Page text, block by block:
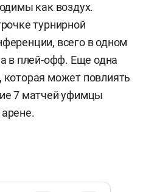
как воздух.
турнирной
всего в одном
в плей-офф. Еще одна
может повлиять
7 матчей уфимцы